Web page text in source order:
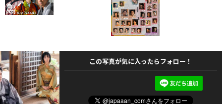
この写真が気に入ったらフォロー！